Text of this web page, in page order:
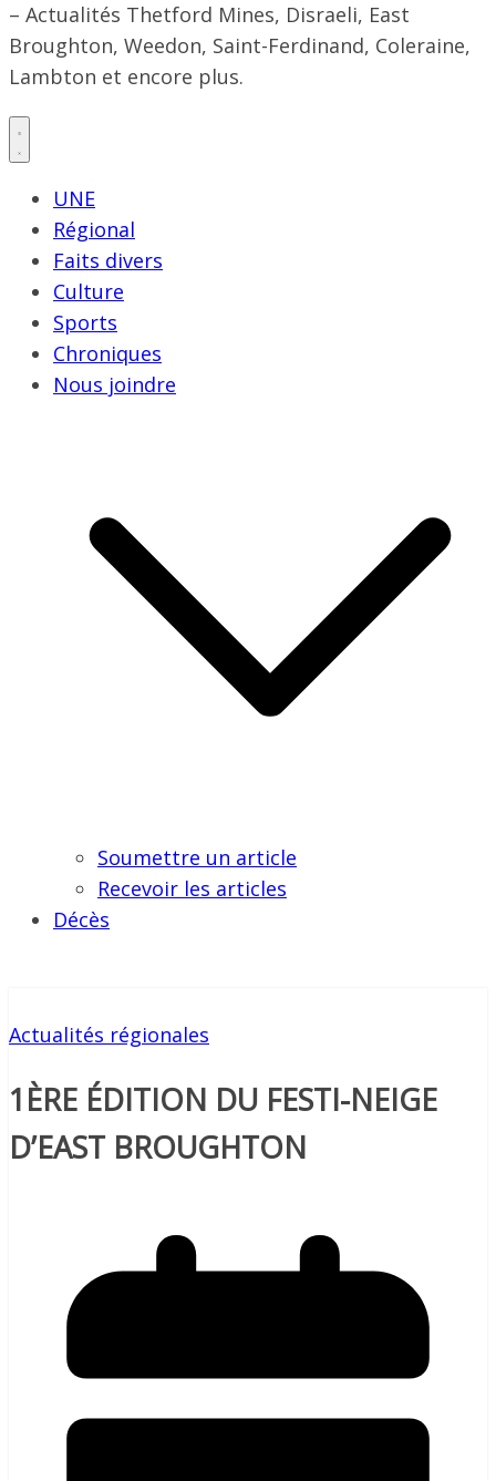
– Actualités Thetford Mines, Disraeli, East
Broughton, Weedon, Saint-Ferdinand, Coleraine,
Lambton et encore plus.
UNE
Régional
Faits divers
Culture
Sports
Chroniques
Nous joindre
Soumettre un article
Recevoir les articles
Décès
Actualités régionales
1ÈRE ÉDITION DU FESTI-NEIGE
D’EAST BROUGHTON